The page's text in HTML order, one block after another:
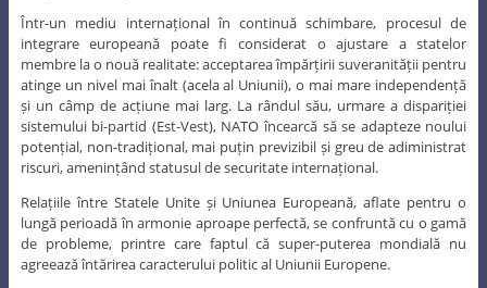
Într-un mediu internațional în continuă schimbare, procesul de
integrare europeană poate fi considerat o ajustare a statelor
membre la o nouă realitate: acceptarea împărțirii suveranității pentru
atinge un nivel mai înalt (acela al Uniunii), o mai mare independență
și un câmp de acțiune mai larg. La rândul său, urmare a dispariției
sistemului bi-partid (Est-Vest), NATO încearcă să se adapteze noului
potențial, non-tradițional, mai puțin previzibil și greu de adiministrat
riscuri, amenințând statusul de securitate internațional.
Relațiile între Statele Unite și Uniunea Europeană, aflate pentru o
lungă perioadă în armonie aproape perfectă, se confruntă cu o gamă
de probleme, printre care faptul că super-puterea mondială nu
agreează întărirea caracterului politic al Uniunii Europene.